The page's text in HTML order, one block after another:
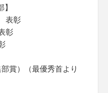
表彰
彰
賞）（最優秀首より